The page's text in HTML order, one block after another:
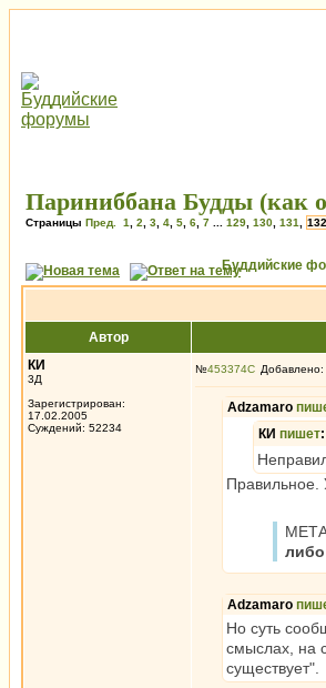
Париниббана Будды (как
Страницы Пред. 1 2 3 4 5 6 7 129 130 131 132
Буддийские
Автор
КИ
3Д
Зарегистрирован:
17.02.2005
Суждений: 52234
№453374
Adzamaro
КИ пишет:
Правильное.
Adzamaro
Но суть
смыслах, на
существует".